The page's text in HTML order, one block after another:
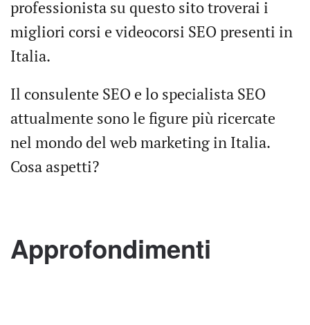
professionista su questo sito troverai i
migliori corsi e videocorsi SEO presenti in
Italia.
Il consulente SEO e lo specialista SEO
attualmente sono le figure più ricercate
nel mondo del web marketing in Italia.
Cosa aspetti?
Approfondimenti